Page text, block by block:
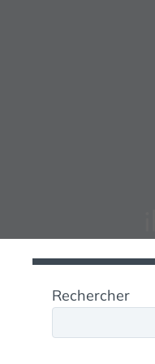
Rechercher